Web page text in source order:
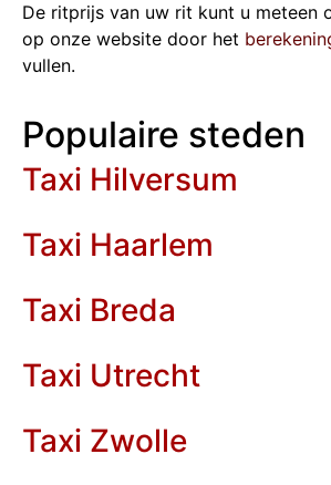
De ritprijs van uw rit kunt u meteen
op onze website door het
vullen.
Populaire steden
Taxi Hilversum
Taxi Haarlem
Taxi Breda
Taxi Utrecht
Taxi Zwolle